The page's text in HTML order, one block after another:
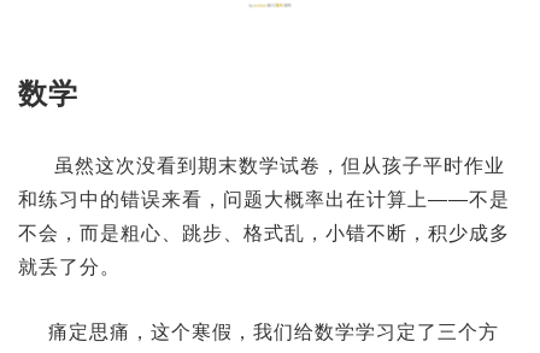
数学
虽然这次没看到期末数学试卷，但从孩子平时作业
和练习中的错误来看，问题大概率出在计算上——不是
不会，而是粗心、跳步、格式乱，小错不断，积少成多
就丢了分。
痛定思痛，这个寒假，我们给数学学习定了三个方